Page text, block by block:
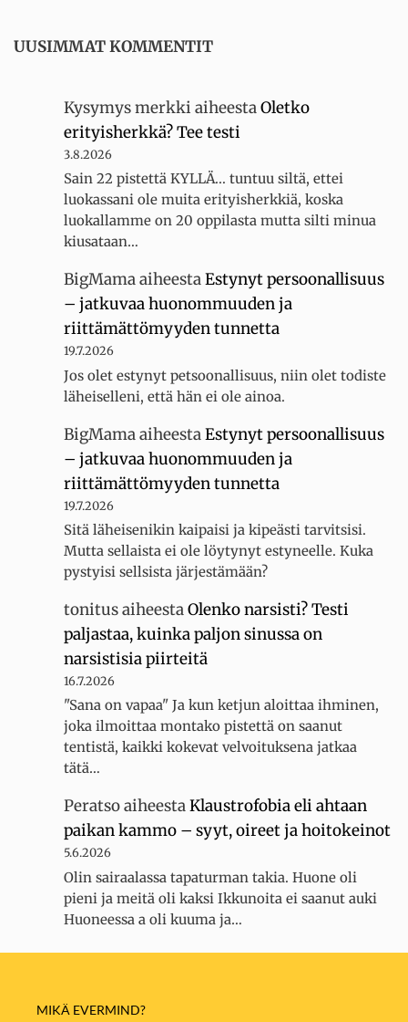
UUSIMMAT KOMMENTIT
Kysymys merkki aiheestaOletko
erityisherkkä? Tee testi
3.8.2026
Sain 22 pistettä KYLLÄ... tuntuu siltä, ettei
luokassani ole muita erityisherkkiä, koska
luokallamme on 20 oppilasta mutta silti minua
kiusataan…
BigMamaaiheestaEstynyt persoonallisuus
– jatkuvaa huonommuuden ja
riittämättömyyden tunnetta
19.7.2026
Jos olet estynyt petsoonallisuus, niin olet todiste
läheiselleni, että hän ei ole ainoa.
BigMamaaiheestaEstynyt persoonallisuus
– jatkuvaa huonommuuden ja
riittämättömyyden tunnetta
19.7.2026
Sitä läheisenikin kaipaisi ja kipeästi tarvitsisi.
Mutta sellaista ei ole löytynyt estyneelle. Kuka
pystyisi sellsista järjestämään?
tonitusaiheestaOlenko narsisti? Testi
paljastaa, kuinka paljon sinussa on
narsistisia piirteitä
16.7.2026
"Sana on vapaa" Ja kun ketjun aloittaa ihminen,
joka ilmoittaa montako pistettä on saanut
tentistä, kaikki kokevat velvoituksena jatkaa
tätä…
PeratsoaiheestaKlaustrofobia eli ahtaan
paikan kammo – syyt, oireet ja hoitokeinot
5.6.2026
Olin sairaalassa tapaturman takia. Huone oli
pieni ja meitä oli kaksi Ikkunoita ei saanut auki
Huoneessa a oli kuuma ja…
MIKÄ EVERMIND?